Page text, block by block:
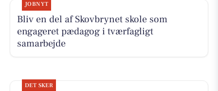
JOBNYT
Bliv en del af Skovbrynet skole som
engageret pædagog i tværfagligt
samarbejde
DET SKER